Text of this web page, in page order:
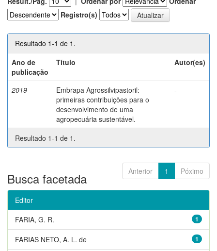
Registro(s)
Resultado 1-1 de 1.
Ano de
publicação
Título Autor(es)
2019
Embrapa Agrossilvipastoril:
primeiras contribuições para o
desenvolvimento de uma
agropecuária sustentável.
-
Resultado 1-1 de 1.
Anterior 1 Póximo
Busca facetada
Editor
1
FARIA, G. R.
1
FARIAS NETO, A. L. de